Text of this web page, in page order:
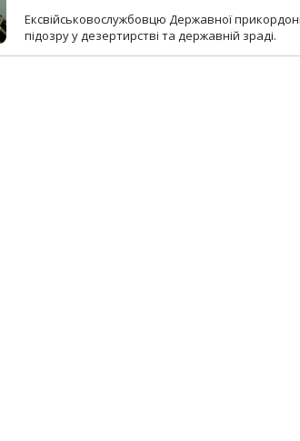
Ексвійськовослужбовцю Державної
підозру у дезертирстві та державній зраді.